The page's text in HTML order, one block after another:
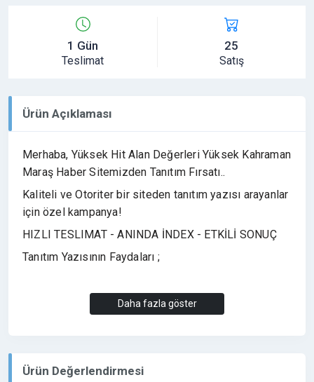
1 Gün
Teslimat
25
Satış
Ürün Açıklaması
Merhaba, Yüksek Hit Alan Değerleri Yüksek Kahraman
Maraş Haber Sitemizden Tanıtım Fırsatı..
Kaliteli ve Otoriter bir siteden tanıtım yazısı arayanlar
için özel kampanya!
HIZLI TESLIMAT - ANINDA İNDEX - ETKİLİ SONUÇ
Tanıtım Yazısının Faydaları ;
Ürün/Marka, Web Site tanıtımı yapılabilir.
eder.
Daha fazla göster
Ürün Değerlendirmesi